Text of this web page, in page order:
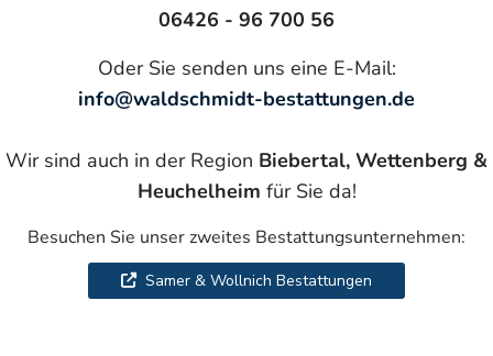
06426 - 96 700 56
Oder Sie senden uns eine E-Mail:
info@waldschmidt-bestattungen.de
Wir sind auch in der Region Biebertal, Wettenberg &
Heuchelheim für Sie da!
Besuchen Sie unser zweites Bestattungsunternehmen:
Samer & Wollnich Bestattungen